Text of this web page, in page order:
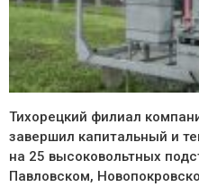
Тихорецкий филиал
завершил капитальный и
на 25 высоковольтных
Павловском,